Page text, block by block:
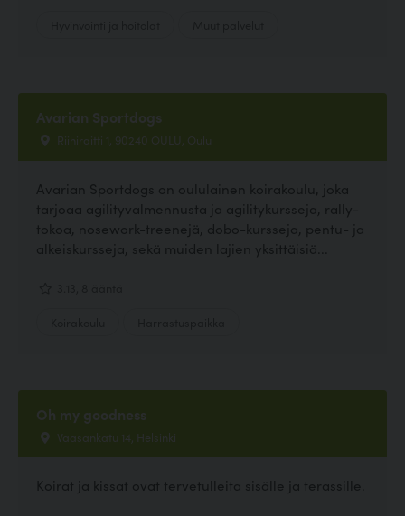
Avarian Sportdogs
Riihiraitti 1, 90240 OULU, Oulu
Avarian Sportdogs on oululainen koirakoulu, joka
tarjoaa agilityvalmennusta ja agilitykursseja, rally-
tokoa, nosework-treenejä, dobo-kursseja, pentu- ja
alkeiskursseja, sekä muiden lajien yksittäisiä...
Oh my goodness
Vaasankatu 14, Helsinki
Koirat ja kissat ovat tervetulleita sisälle ja terassille.